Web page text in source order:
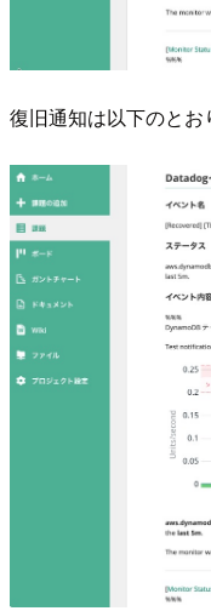
復旧通知は以下のとお